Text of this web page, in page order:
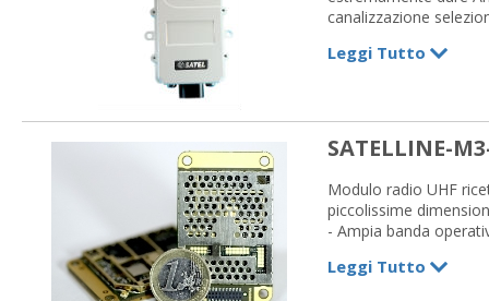
canalizzazione
Leggi Tutto
SATELLINE-
Modulo radio UHF
piccolissime
- Ampia banda
- Velocità dati max in
Leggi Tutto